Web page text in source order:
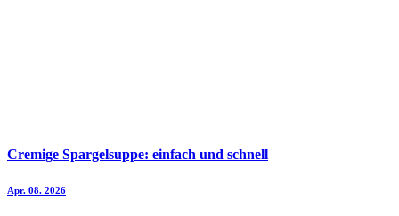
Cremige Spargelsuppe: einfach und schnell
Apr. 08. 2026